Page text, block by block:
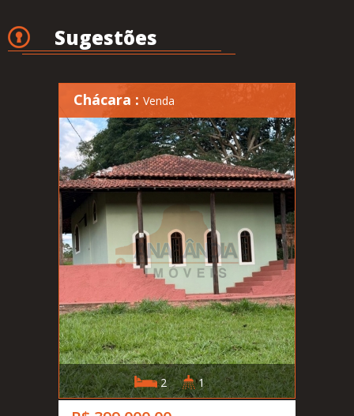
Sugestões
Chácara : Venda
2 1